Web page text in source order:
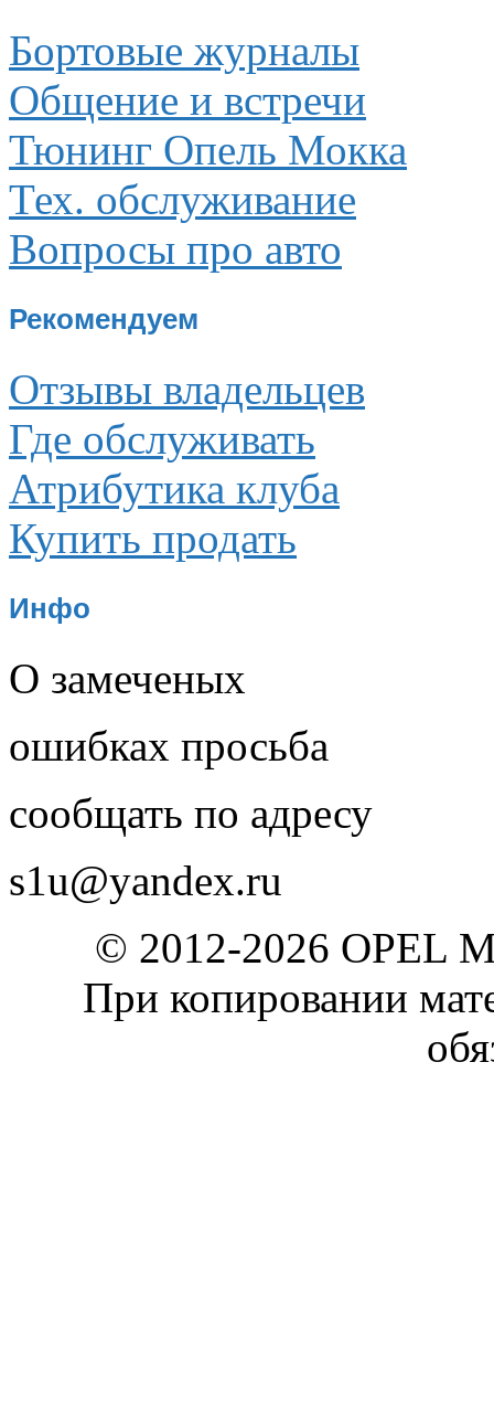
Бортовые журналы
Общение и встречи
Тюнинг Опель Мокка
Тех. обслуживание
Вопросы про авто
Рекомендуем
Отзывы владельцев
Где обслуживать
Атрибутика клуба
Купить продать
Инфо
О замеченых
ошибках просьба
сообщать по адресу
s1u@yandex.ru
© 2012-2026 OPEL
При копировании